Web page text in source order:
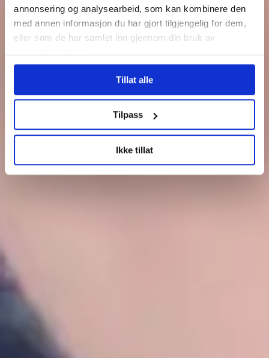
annonsering og analysearbeid, som kan kombinere den
med annen informasjon du har gjort tilgjengelig for dem,
eller som de har samlet inn gjennom din bruk av
Tillat alle
Tilpass
Ikke tillat